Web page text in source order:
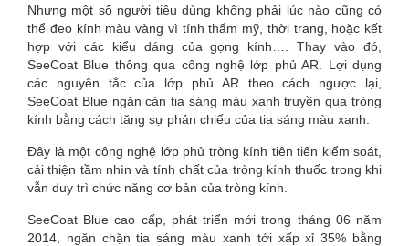
Nhưng một số người tiêu dùng không phải lúc nào cũng có
thể đeo kính màu vàng vì tính thẩm mỹ, thời trang, hoặc kết
hợp với các kiểu dáng của gọng kính…. Thay vào đó,
SeeCoat Blue thông qua công nghệ lớp phủ AR. Lợi dụng
các nguyên tắc của lớp phủ AR theo cách ngược lại,
SeeCoat Blue ngăn cản tia sáng màu xanh truyền qua tròng
kính bằng cách tăng sự phản chiếu của tia sáng màu xanh.
Đây là một công nghệ lớp phủ tròng kính tiên tiến kiểm soát,
cải thiện tầm nhìn và tính chất của tròng kính thuốc trong khi
vẫn duy trì chức năng cơ bản của tròng kính.
SeeCoat Blue cao cấp, phát triển mới trong tháng 06 năm
2014, ngăn chặn tia sáng màu xanh tới xấp xỉ 35% bằng